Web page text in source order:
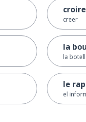
croire
creer
la
la
le
el